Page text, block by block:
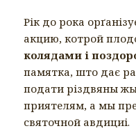
Рік до рока
акцию, котрой
колядами і
памятка, што дає
подати різдвяны
приятелям, а мы
святочной авдициі.